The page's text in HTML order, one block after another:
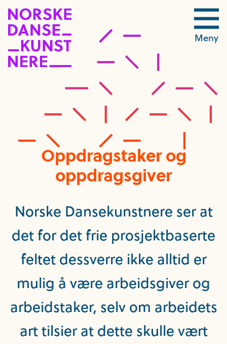
Meny
Oppdragstaker og
oppdragsgiver
Norske Dansekunstnere ser at
det for det frie prosjektbaserte
feltet dessverre ikke alltid er
mulig å være arbeidsgiver og
arbeidstaker, selv om arbeidets
art tilsier at dette skulle vært